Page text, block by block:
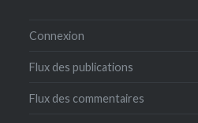
Connexion
Flux des publications
Flux des commentaires